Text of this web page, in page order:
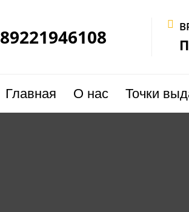
89221946108
Главная О нас Точки